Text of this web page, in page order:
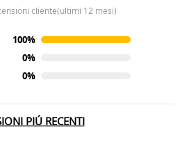
cliente(ultimi 12 mesi)
100%
0%
0%
PIÚ RECENTI